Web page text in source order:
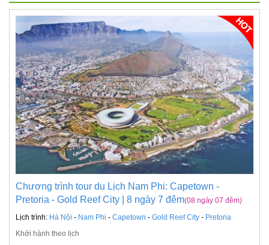
Chương trình tour du Lịch Nam Phi: Capetown -
Pretoria - Gold Reef City | 8 ngày 7 đêm(08 ngày 07 đêm)
Lịch trình: Hà Nội - Nam Phi - Capetown - Gold Reef City - Pretoria
Khởi hành theo lịch